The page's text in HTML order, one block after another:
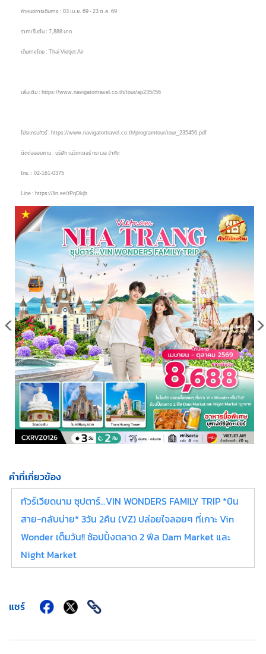
กำหนดการเดินทาง : 03 เม.ย. 69 - 23 ต.ค. 69
ราคาเริ่มต้น : 7,888 บาท
เดินทางโดย : Thai Vietjet Air
เพิ่มเติม : https://www.navigatortravel.co.th/tour/ap235456
โปรแกรมทัวร์ : https://www.navigatortravel.co.th/programtour/tour_235456.pdf
ติดต่อสอบถาม : บริษัท เนวิเกเตอร์ ทราเวล จำกัด
โทร. : 02-161-0375
Line : https://lin.ee/tPqDkjb
คำที่เกี่ยวข้อง
ทัวร์เวียดนาม ซุปตาร์...VIN WONDERS FAMILY TRIP *บิน
สาย-กลับบ่าย* 3วัน 2คืน (VZ) ปล่อยใจลอยๆ ที่เกาะ Vin
Wonder เต็มวัน!! ช้อปปิ้งตลาด 2 ฟีล Dam Market และ
Night Market
แชร์